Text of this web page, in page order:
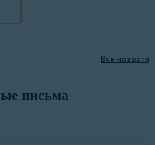
Все новости
письма